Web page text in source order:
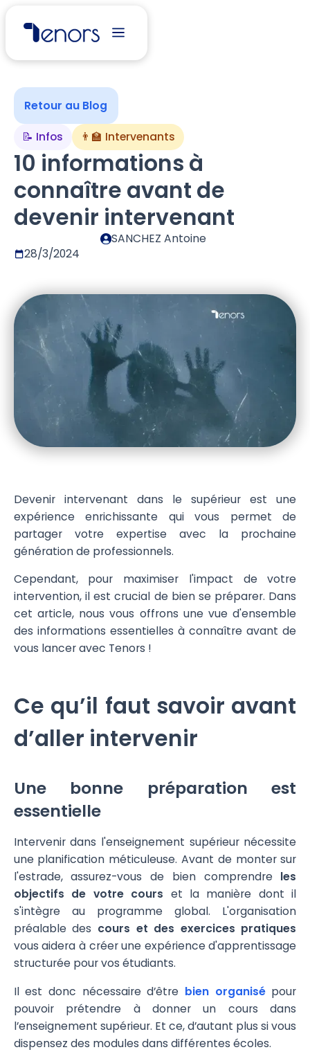
Retour au Blog
📝 Infos
👨‍🏫 Intervenants
10 informations à
connaître avant de
devenir intervenant
SANCHEZ Antoine
28/3/2024
Devenir intervenant dans le supérieur est une
expérience enrichissante qui vous permet de
partager votre expertise avec la prochaine
génération de professionnels.
Cependant, pour maximiser l'impact de votre
intervention, il est crucial de bien se préparer. Dans
cet article, nous vous offrons une vue d'ensemble
des informations essentielles à connaître avant de
vous lancer avec Tenors !
Ce qu’il faut savoir avant
d’aller intervenir
Une bonne préparation est
essentielle
Intervenir dans l'enseignement supérieur nécessite
une planification méticuleuse. Avant de monter sur
l'estrade, assurez-vous de bien comprendre les
objectifs de votre cours et la manière dont il
s'intègre au programme global. L'organisation
préalable des cours et des exercices pratiques
vous aidera à créer une expérience d'apprentissage
structurée pour vos étudiants.
Il est donc nécessaire d’être bien organisépour
pouvoir prétendre à donner un cours dans
l’enseignement supérieur. Et ce, d’autant plus si vous
dispensez des modules dans différentes écoles.